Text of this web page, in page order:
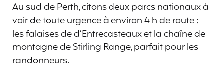
Au sud de Perth, citons deux parcs nationaux à
voir de toute urgence à environ 4 h de route :
les falaises de d’Entrecasteaux et la chaîne de
montagne de Stirling Range, parfait pour les
randonneurs.